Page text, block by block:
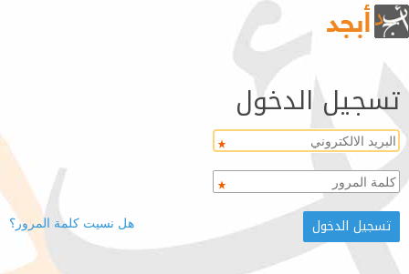
تسجيل الدخول
هل نسيت كلمة المرور؟